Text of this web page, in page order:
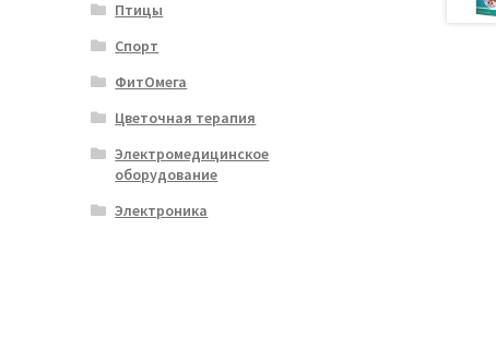
Птицы
Спорт
ФитОмега
Цветочная терапия
Электромедицинское
оборудование
Электроника